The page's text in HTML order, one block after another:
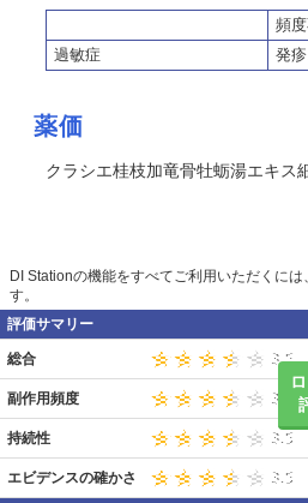
頻
過敏症
発疹
薬価
クラシエ桂枝加竜骨牡蛎湯エキス
DI Stationの機能をすべてご利用いただくには、
す。
評価サマリー
総合
副作用頻度
持続性
エビデンスの確かさ